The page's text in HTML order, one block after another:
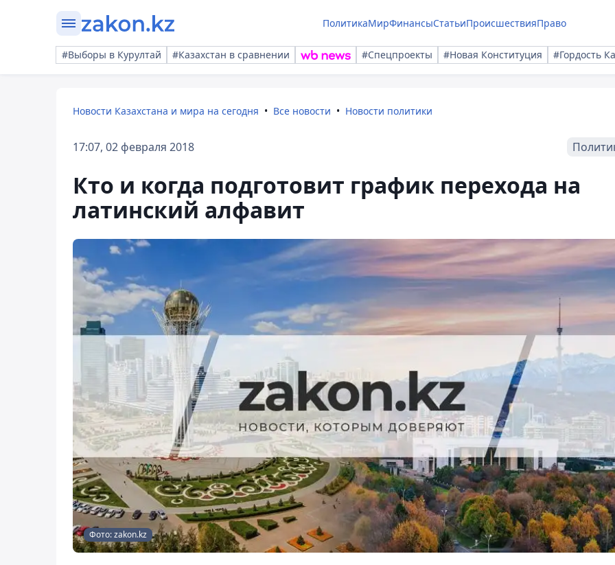
ПолитикаМирФинансыСтатьиПроисшествияПраво
#Выборы в Курултай #Казахстан в сравнении #Спецпроекты #Новая Конституция #Гордость
Новости Казахстана и мира на сегодня Все новости Новости политики
17:07, 02 февраля 2018
Кто и когда подготовит график перехода на
латинский алфавит
Фото: zakon.kz